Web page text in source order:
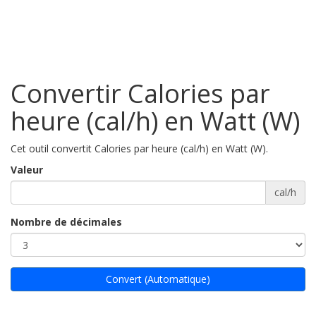
Convertir Calories par
heure (cal/h) en Watt (W)
Cet outil convertit Calories par heure (cal/h) en Watt (W).
Valeur
cal/h
Nombre de décimales
Convert (Automatique)